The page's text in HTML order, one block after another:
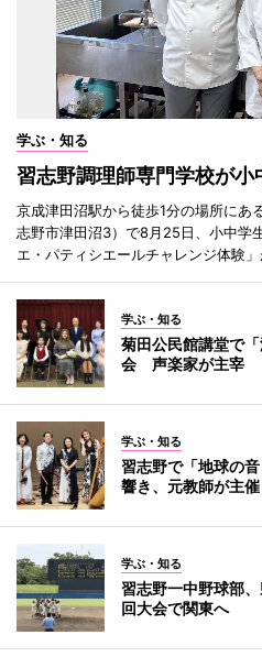
学ぶ・知る
習志野調理師専門学校が
京成津田沼駅から徒歩1分の場所にあ
志野市津田沼3）で8月25日、小中学
エ・パティシエールチャレンジ体験」
学ぶ・知る
菊田公民館講堂で
会 声楽家が主宰
学ぶ・知る
習志野で「地球の
響き、元教師が主催
学ぶ・知る
習志野一中野球部
回大会で関東へ